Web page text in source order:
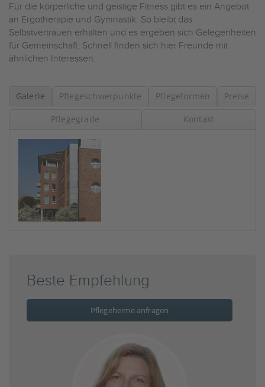
Für die körperliche und geistige Fitness gibt es ein Angebot
an Ergotherapie und Gymnastik. So bleibt das
Selbstvertrauen erhalten und es ergeben sich Gelegenheiten
für Gemeinschaft. Schnell finden sich hier Freunde mit
ähnlichen Interessen.
Galerie Pflegeschwerpunkte Pflegeformen Preise
Pflegegrade Kontakt
Beste Empfehlung
Pflegeheime anfragen